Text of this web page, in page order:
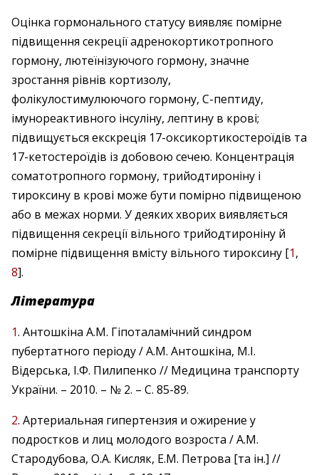
Оцінка гормонального статусу виявляє помірне
підвищення секреції адренокортикотропного
гормону, лютеїнізуючого гормону, значне
зростання рівнів кортизолу,
фолікулостимулюючого гормону, С-пептиду,
імунореактивного інсуліну, лептину в крові;
підвищується екскреція 17-оксикортикостероїдів та
17-кетостероїдів із добовою сечею. Концентрація
соматотропного гормону, трийодтироніну і
тироксину в крові може бути помірно підвищеною
або в межах норми. У деяких хворих виявляється
підвищення секреції вільного трийодтироніну й
помірне підвищення вмісту вільного тироксину [1,
8].
Література
1. Антошкіна А.М. Гіпоталамічний синдром
пубертатного періоду / А.М. Антошкіна, М.І.
Відерська, І.Ф. Пилипенко // Медицина транспорту
України. – 2010. – № 2. – С. 85-89.
2. Артериальная гипертензия и ожирение у
подростков и лиц молодого возроста / А.М.
Стародубова, О.А. Кисляк, Е.М. Петрова [та ін.] //